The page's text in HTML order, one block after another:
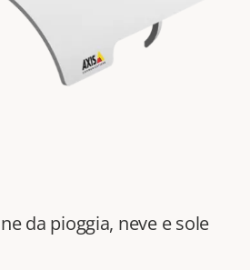
da pioggia, neve e sole